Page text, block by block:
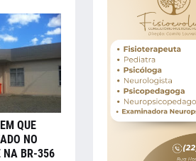
QUE
NO
NA BR-356